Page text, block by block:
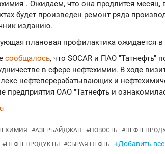
Ожидаем, что она продлится месяц,
будет произведен ремонт ряда
изданию.
плановая профилактика ожидается в
сообщалось, что SOCAR и ПАО "Татнефть"
в сфере нефтехимии. В ходе
нефтеперерабатывающих и
предприятия ОАО "Татнефть и
#АЗЕРБАЙДЖАН #НОВОСТЬ #
#НЕФТЕПРОДУКТЫ #СЫРАЯ НЕФТЬ +Добавить